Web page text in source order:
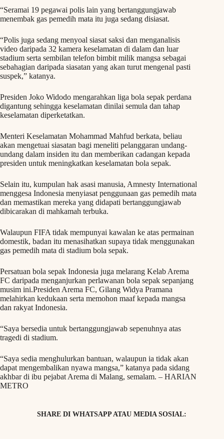
“Seramai 19 pegawai polis lain yang bertanggungjawab
menembak gas pemedih mata itu juga sedang disiasat.
“Polis juga sedang menyoal siasat saksi dan menganalisis
video daripada 32 kamera keselamatan di dalam dan luar
stadium serta sembilan telefon bimbit milik mangsa sebagai
sebahagian daripada siasatan yang akan turut mengenal pasti
suspek,” katanya.
Presiden Joko Widodo mengarahkan liga bola sepak perdana
digantung sehingga keselamatan dinilai semula dan tahap
keselamatan diperketatkan.
Menteri Keselamatan Mohammad Mahfud berkata, beliau
akan mengetuai siasatan bagi meneliti pelanggaran undang-
undang dalam insiden itu dan memberikan cadangan kepada
presiden untuk meningkatkan keselamatan bola sepak.
Selain itu, kumpulan hak asasi manusia, Amnesty International
menggesa Indonesia menyiasat penggunaan gas pemedih mata
dan memastikan mereka yang didapati bertanggungjawab
dibicarakan di mahkamah terbuka.
Walaupun FIFA tidak mempunyai kawalan ke atas permainan
domestik, badan itu menasihatkan supaya tidak menggunakan
gas pemedih mata di stadium bola sepak.
Persatuan bola sepak Indonesia juga melarang Kelab Arema
FC daripada menganjurkan perlawanan bola sepak sepanjang
musim ini.Presiden Arema FC, Gilang Widya Pramana
melahirkan kedukaan serta memohon maaf kepada mangsa
dan rakyat Indonesia.
“Saya bersedia untuk bertanggungjawab sepenuhnya atas
tragedi di stadium.
“Saya sedia menghulurkan bantuan, walaupun ia tidak akan
dapat mengembalikan nyawa mangsa,” katanya pada sidang
akhbar di ibu pejabat Arema di Malang, semalam. – HARIAN
METRO
SHARE DI WHATSAPP ATAU MEDIA SOSIAL: